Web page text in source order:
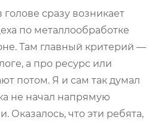
голове сразу возникает
по металлообработке
Там главный критерий —
а про ресурс или
потом. Я и сам так думал
не начал напрямую
Оказалось, что эти ребята,